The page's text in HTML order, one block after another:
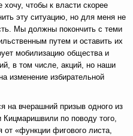
чтобы к власти скорее
эту ситуацию, но для меня не
Мы должны покончить с теми
путем и оставить их
мобилизацию общества и
в том числе, акций, но наши
изменение избирательной
на вчерашний призыв одного из
Кицмаришвили по поводу того,
от «функции фигового листа,